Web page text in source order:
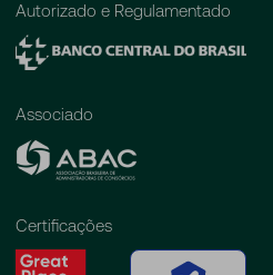
Autorizado e Regulamentado
Associado
Certificações